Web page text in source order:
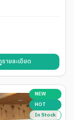
ายละเอียด
NEW
HOT
In Stock